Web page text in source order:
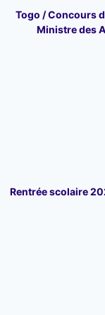
Togo / Concours
Ministre des
Rentrée scolaire